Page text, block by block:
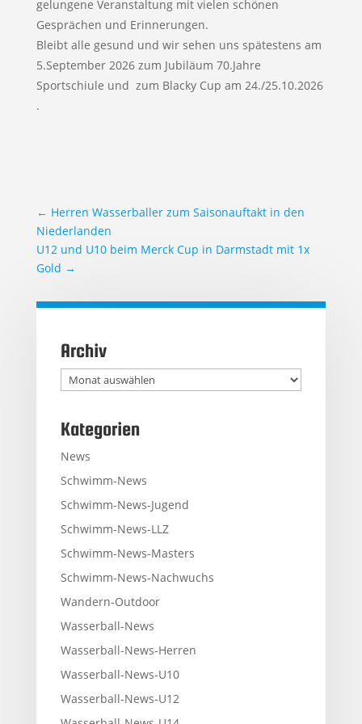
gelungene Veranstaltung mit vielen schönen
Gesprächen und Erinnerungen.
Bleibt alle gesund und wir sehen uns spätestens am
5.September 2026 zum Jubiläum 70.Jahre
Sportschiule und zum Blacky Cup am 24./25.10.2026
.
← Herren Wasserballer zum Saisonauftakt in den
Niederlanden
U12 und U10 beim Merck Cup in Darmstadt mit 1x
Gold →
Archiv
Archiv
Kategorien
News
Schwimm-News
Schwimm-News-Jugend
Schwimm-News-LLZ
Schwimm-News-Masters
Schwimm-News-Nachwuchs
Wandern-Outdoor
Wasserball-News
Wasserball-News-Herren
Wasserball-News-U10
Wasserball-News-U12